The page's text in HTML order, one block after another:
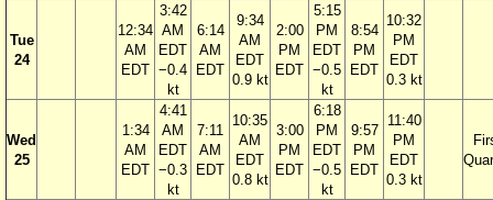
Tue
24
12:34
AM
EDT
3:42
AM
EDT
−0.4
kt
6:14
AM
EDT
9:34
AM
EDT
0.9 kt
2:00
PM
EDT
5:15
PM
EDT
−0.5
kt
8:54
PM
EDT
10:32
PM
EDT
0.3 kt
Wed
25
1:34
AM
EDT
4:41
AM
EDT
−0.3
kt
7:11
AM
EDT
10:35
AM
EDT
0.8 kt
3:00
PM
EDT
6:18
PM
EDT
−0.5
kt
9:57
PM
EDT
11:40
PM
EDT
0.3 kt